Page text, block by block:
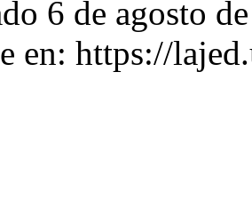
6 de agosto
en: https://